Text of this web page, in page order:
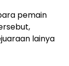
pemain
lainya